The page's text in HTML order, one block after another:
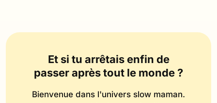
Et si tu arrêtais enfin de
passer après tout le monde ?
Bienvenue dans l'univers slow maman.